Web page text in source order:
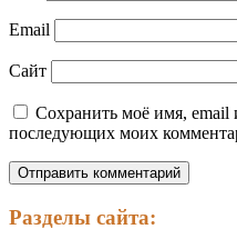
Email
Сайт
Сохранить моё имя, email
последующих моих
Разделы сайта: